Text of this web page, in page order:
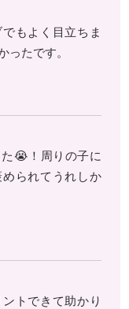
もよく目立ちま
ったです。
😭！周りの子に
られてうれしか
トできて助かり